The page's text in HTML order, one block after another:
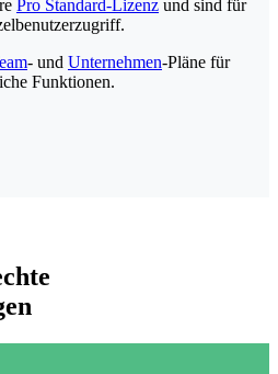
Pro Standard-Lizenz und sind für
- und Unternehmen-Pläne für
Funktionen.